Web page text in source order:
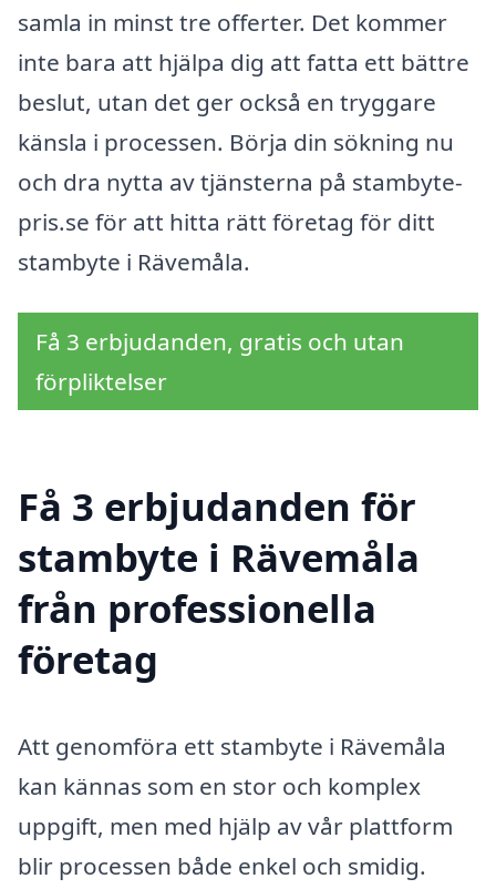
samla in minst tre offerter. Det kommer
inte bara att hjälpa dig att fatta ett bättre
beslut, utan det ger också en tryggare
känsla i processen. Börja din sökning nu
och dra nytta av tjänsterna på stambyte-
pris.se för att hitta rätt företag för ditt
stambyte i Rävemåla.
Få 3 erbjudanden, gratis och utan
förpliktelser
Få 3 erbjudanden för
stambyte i Rävemåla
från professionella
företag
Att genomföra ett stambyte i Rävemåla
kan kännas som en stor och komplex
uppgift, men med hjälp av vår plattform
blir processen både enkel och smidig.